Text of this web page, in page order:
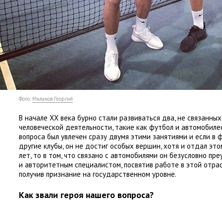
Фото: Миланов Георгий
В начале ХХ века бурно стали развиваться два, не
человеческой деятельности,такие как футбол и
вопроса был увлечен сразу двумя этими занятиями и если в
другие клубы, он не достиг особых вершин, хотя и отдал
лет, то в том, что связано с автомобилями он безусловно
и авторитетным специалистом, посвятив работе в этой
получив признание на государственном уровне.
Как звали героя нашего вопроса?